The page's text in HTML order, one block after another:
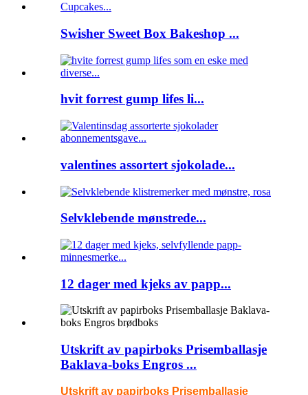
Swisher Sweet Box Bakeshop ...
hvit forrest gump lifes li...
valentines assortert sjokolade...
Selvklebende mønstrede...
12 dager med kjeks av papp...
Utskrift av papirboks Prisemballasje
Baklava-boks Engros ...
Utskrift av papirboks Prisemballasje